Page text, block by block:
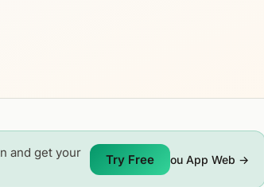
and get your
Try Free ou App Web →